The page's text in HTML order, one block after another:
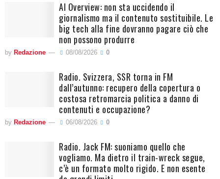
AI Overview: non sta uccidendo il
giornalismo ma il contenuto sostituibile. Le
big tech alla fine dovranno pagare ciò che
non possono produrre
by Redazione 08/08/2026 0
Radio. Svizzera, SSR torna in FM
dall’autunno: recupero della copertura o
costosa retromarcia politica a danno di
contenuti e occupazione?
by Redazione 06/08/2026 0
Radio. Jack FM: suoniamo quello che
vogliamo. Ma dietro il train-wreck segue,
c’è un formato molto rigido. E non esente